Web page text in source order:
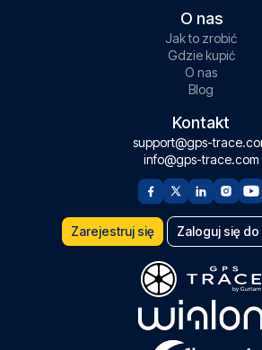
O nas
Jak to zrobić
Gdzie kupić
O nas
Blog
Kontakt
support@gps-
info@gps-trace.com
Zarejestruj się Zaloguj się